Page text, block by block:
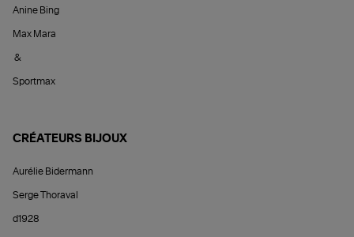
Anine Bing
Max Mara
&
Sportmax
CRÉATEURS BIJOUX
Aurélie Bidermann
Serge Thoraval
d1928